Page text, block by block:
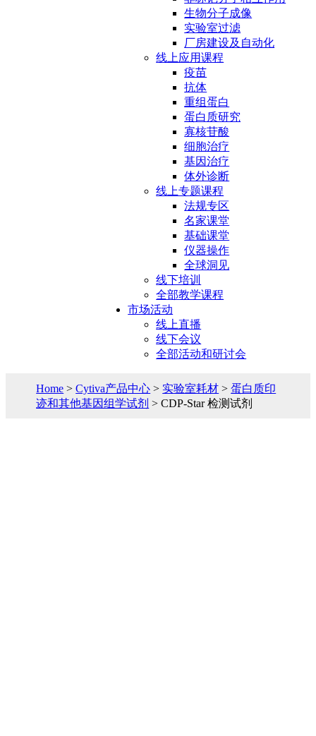
生物分子成像
实验室过滤
厂房建设及自动化
线上应用课程
疫苗
抗体
重组蛋白
蛋白质研究
寡核苷酸
细胞治疗
基因治疗
体外诊断
线上专题课程
法规专区
名家课堂
基础课堂
仪器操作
全球洞见
线下培训
全部教学课程
市场活动
线上直播
线下会议
全部活动和研讨会
Home >Cytiva产品中心 > 实验室耗材 >蛋白质印
迹和其他基因组学试剂 > CDP-Star 检测试剂